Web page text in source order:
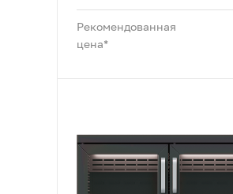
Рекомендованная
цена*